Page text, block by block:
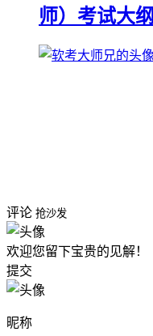
师）考试大纲
评论 抢沙发
欢迎您留下宝贵的见解！
提交
昵称